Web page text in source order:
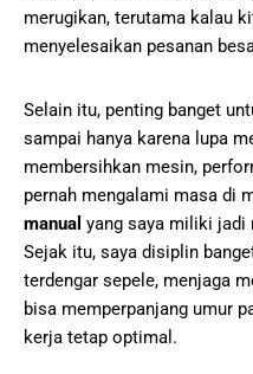
merugikan, terutama kalau
menyelesaikan pesanan
Selain itu, penting banget
sampai hanya karena lupa
membersihkan mesin,
pernah mengalami masa di
manual yang saya miliki jadi
Sejak itu, saya disiplin
terdengar sepele, menjaga
bisa memperpanjang umur
kerja tetap optimal.